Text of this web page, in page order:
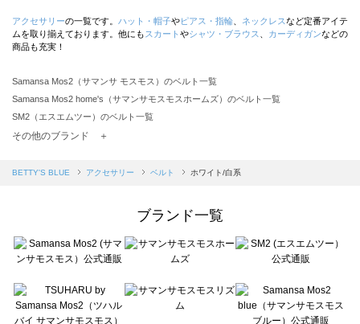
アクセサリーの一覧です。 ハット・帽子やピアス・指輪 ネックレスなど定番アイテ
ムを取り揃えております。他にも スカート やシャツ・ブラウス カーディガンなどの
商品も充実！
Samansa Mos2（サマンサ モスモス）のベルト一覧
Samansa Mos2 home's（サマンサモスモスホームズ）のベルト一覧
SM2（エスエムツー）のベルト一覧
TSUHARU by Samansa Mos2（ツハルバイサマンサモスモス）のベルト一覧
Samansa Mos2 blue（サマンサモスモス ブルー）のベルト一覧
sō4ū（ソウフォーユー）のベルト一覧
Te chichi（テチチ）のベルト一覧
Te chichi CLASSIC（テチチ クラシック）のベルト一覧
Lugnoncure（ルノンキュール）のベルト一覧
BETTY'S BLUE（べティーズブルー）のベルト一覧
その他のブランド ＋
BETTY'S BLUE アクセサリー ベルト ホワイト/白系
ブランド一覧